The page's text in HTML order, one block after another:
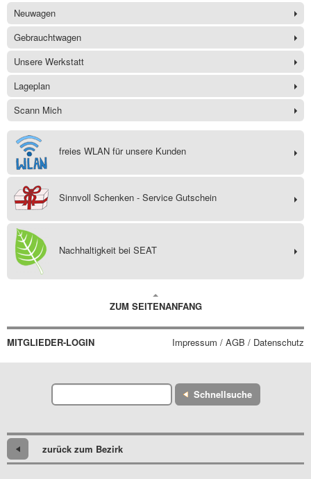
Neuwagen
Gebrauchtwagen
Unsere Werkstatt
Lageplan
Scann Mich
freies WLAN für unsere Kunden
Sinnvoll Schenken - Service Gutschein
Nachhaltigkeit bei SEAT
ZUM SEITENANFANG
MITGLIEDER-LOGIN Impressum / AGB / Datenschutz
Schnellsuche
zurück zum Bezirk